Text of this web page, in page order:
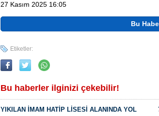
27 Kasım 2025 16:05
Bu
Etiketler:
Bu haberler ilginizi çekebilir!
YIKILAN İMAM HATİP LİSESİ ALANINDA YOL